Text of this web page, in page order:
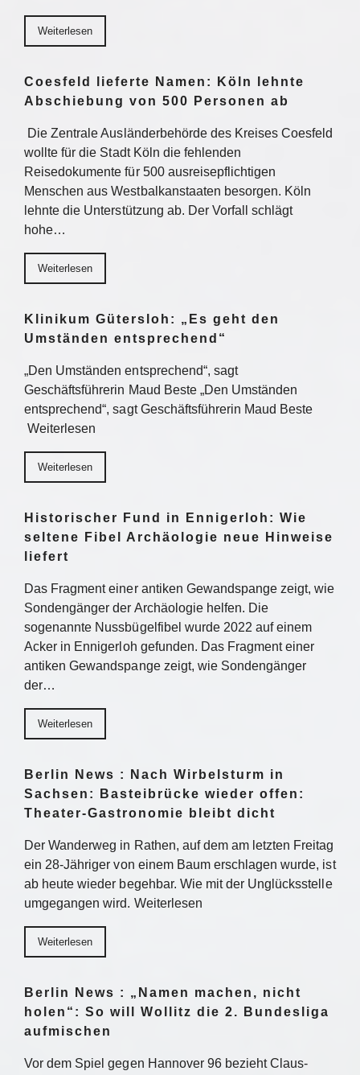
Weiterlesen
Coesfeld lieferte Namen: Köln lehnte
Abschiebung von 500 Personen ab
Die Zentrale Ausländerbehörde des Kreises Coesfeld
wollte für die Stadt Köln die fehlenden
Reisedokumente für 500 ausreisepflichtigen
Menschen aus Westbalkanstaaten besorgen. Köln
lehnte die Unterstützung ab. Der Vorfall schlägt
hohe…
Weiterlesen
Klinikum Gütersloh: „Es geht den
Umständen entsprechend“
„Den Umständen entsprechend“, sagt
Geschäftsführerin Maud Beste „Den Umständen
entsprechend“, sagt Geschäftsführerin Maud Beste
Weiterlesen
Weiterlesen
Historischer Fund in Ennigerloh: Wie
seltene Fibel Archäologie neue Hinweise
liefert
Das Fragment einer antiken Gewandspange zeigt, wie
Sondengänger der Archäologie helfen. Die
sogenannte Nussbügelfibel wurde 2022 auf einem
Acker in Ennigerloh gefunden. Das Fragment einer
antiken Gewandspange zeigt, wie Sondengänger
der…
Weiterlesen
Berlin News : Nach Wirbelsturm in
Sachsen: Basteibrücke wieder offen:
Theater-Gastronomie bleibt dicht
Der Wanderweg in Rathen, auf dem am letzten Freitag
ein 28-Jähriger von einem Baum erschlagen wurde, ist
ab heute wieder begehbar. Wie mit der Unglücksstelle
umgegangen wird. Weiterlesen
Weiterlesen
Berlin News : „Namen machen, nicht
holen“: So will Wollitz die 2. Bundesliga
aufmischen
Vor dem Spiel gegen Hannover 96 bezieht Claus-